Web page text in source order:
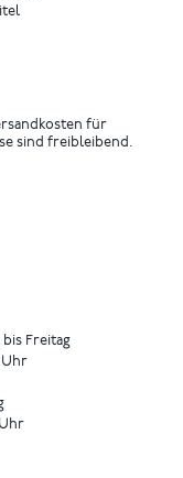
für
sind freibleibend.
bis Freitag
Uhr
Uhr